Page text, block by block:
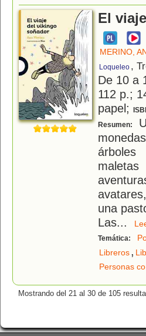
El
MERINO,
Loqueleo ,
De 10 a
112 p.;
papel;
Resumen:
una
Las...
Temática:
Libreros,
Personas
Mostrando del 21 al 30 de 105